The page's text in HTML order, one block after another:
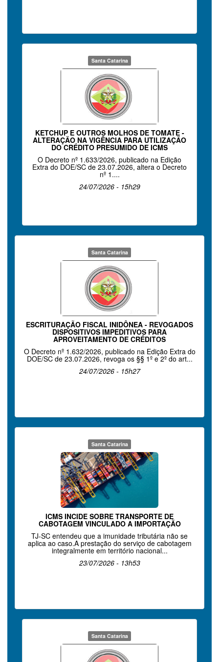
Santa Catarina
KETCHUP E OUTROS MOLHOS DE TOMATE -
ALTERAÇÃO NA VIGÊNCIA PARA UTILIZAÇÃO
DO CRÉDITO PRESUMIDO DE ICMS
O Decreto nº 1.633/2026, publicado na Edição
Extra do DOE/SC de 23.07.2026, altera o Decreto
nº 1....
24/07/2026 - 15h29
Santa Catarina
ESCRITURAÇÃO FISCAL INIDÔNEA - REVOGADOS
DISPOSITIVOS IMPEDITIVOS PARA
APROVEITAMENTO DE CRÉDITOS
O Decreto nº 1.632/2026, publicado na Edição Extra do
DOE/SC de 23.07.2026, revoga os §§ 1º e 2º do art...
24/07/2026 - 15h27
Santa Catarina
ICMS INCIDE SOBRE TRANSPORTE DE
CABOTAGEM VINCULADO A IMPORTAÇÃO
TJ-SC entendeu que a imunidade tributária não se
aplica ao caso.A prestação do serviço de cabotagem
integralmente em território nacional...
23/07/2026 - 13h53
Santa Catarina